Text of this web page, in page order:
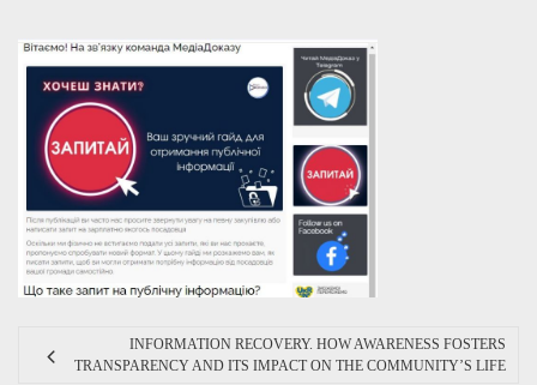
INFORMATION RECOVERY. HOW AWARENESS FOSTERS
TRANSPARENCY AND ITS IMPACT ON THE COMMUNITY’S LIFE